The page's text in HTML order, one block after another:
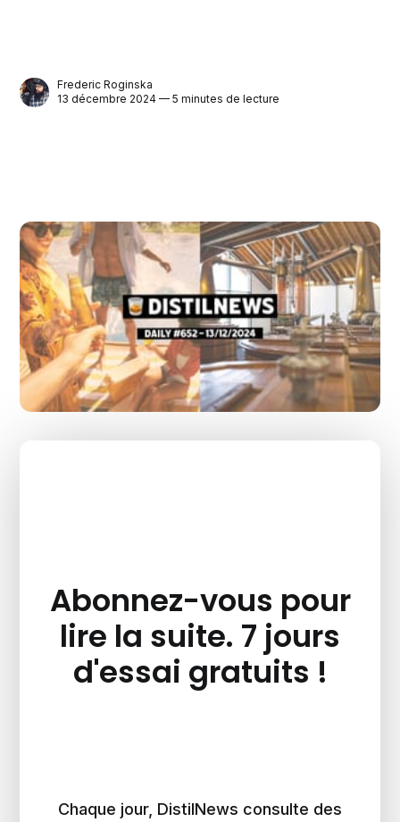
Frederic Roginska
13 décembre 2024 — 5 minutes de lecture
Abonnez-vous pour
lire la suite. 7 jours
d'essai gratuits !
Chaque jour, DistilNews consulte des